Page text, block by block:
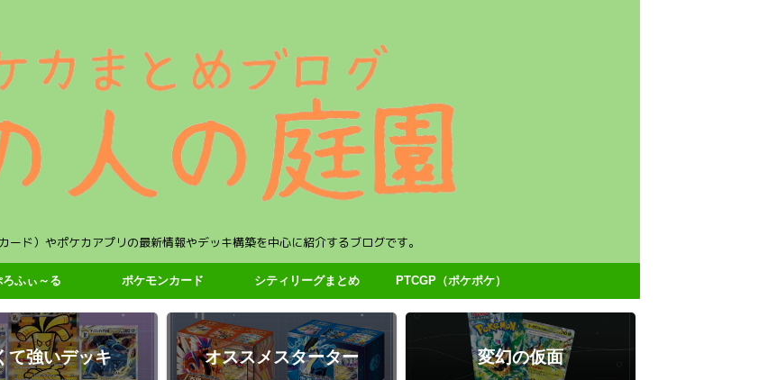
ード）やポケカアプリの最新情報やデッキ構築を中心に紹介するブログです。
ろふぃ～る ポケモンカード シティリーグまとめ PTCGP（ポケポケ）
て強いデッキ オススメスターター 変幻の仮面